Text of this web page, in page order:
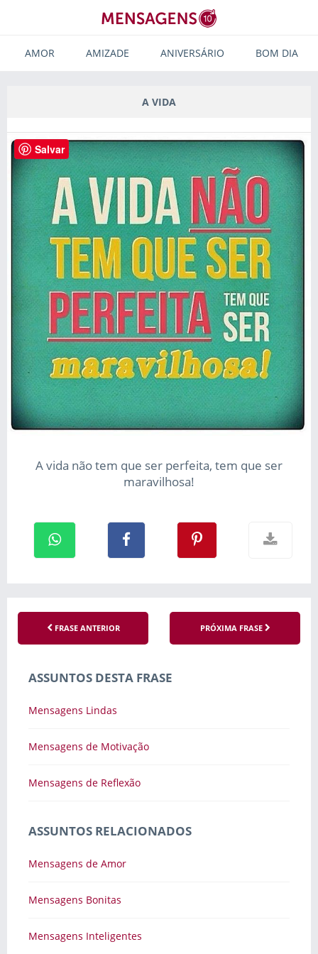
AMOR AMIZADE ANIVERSÁRIO BOM DIA
A VIDA
A vida não tem que ser perfeita, tem que ser
maravilhosa!
FRASE ANTERIOR PRÓXIMA FRASE
ASSUNTOS DESTA FRASE
Mensagens Lindas
Mensagens de Motivação
Mensagens de Reflexão
ASSUNTOS RELACIONADOS
Mensagens de Amor
Mensagens Bonitas
Mensagens Inteligentes
Salvar